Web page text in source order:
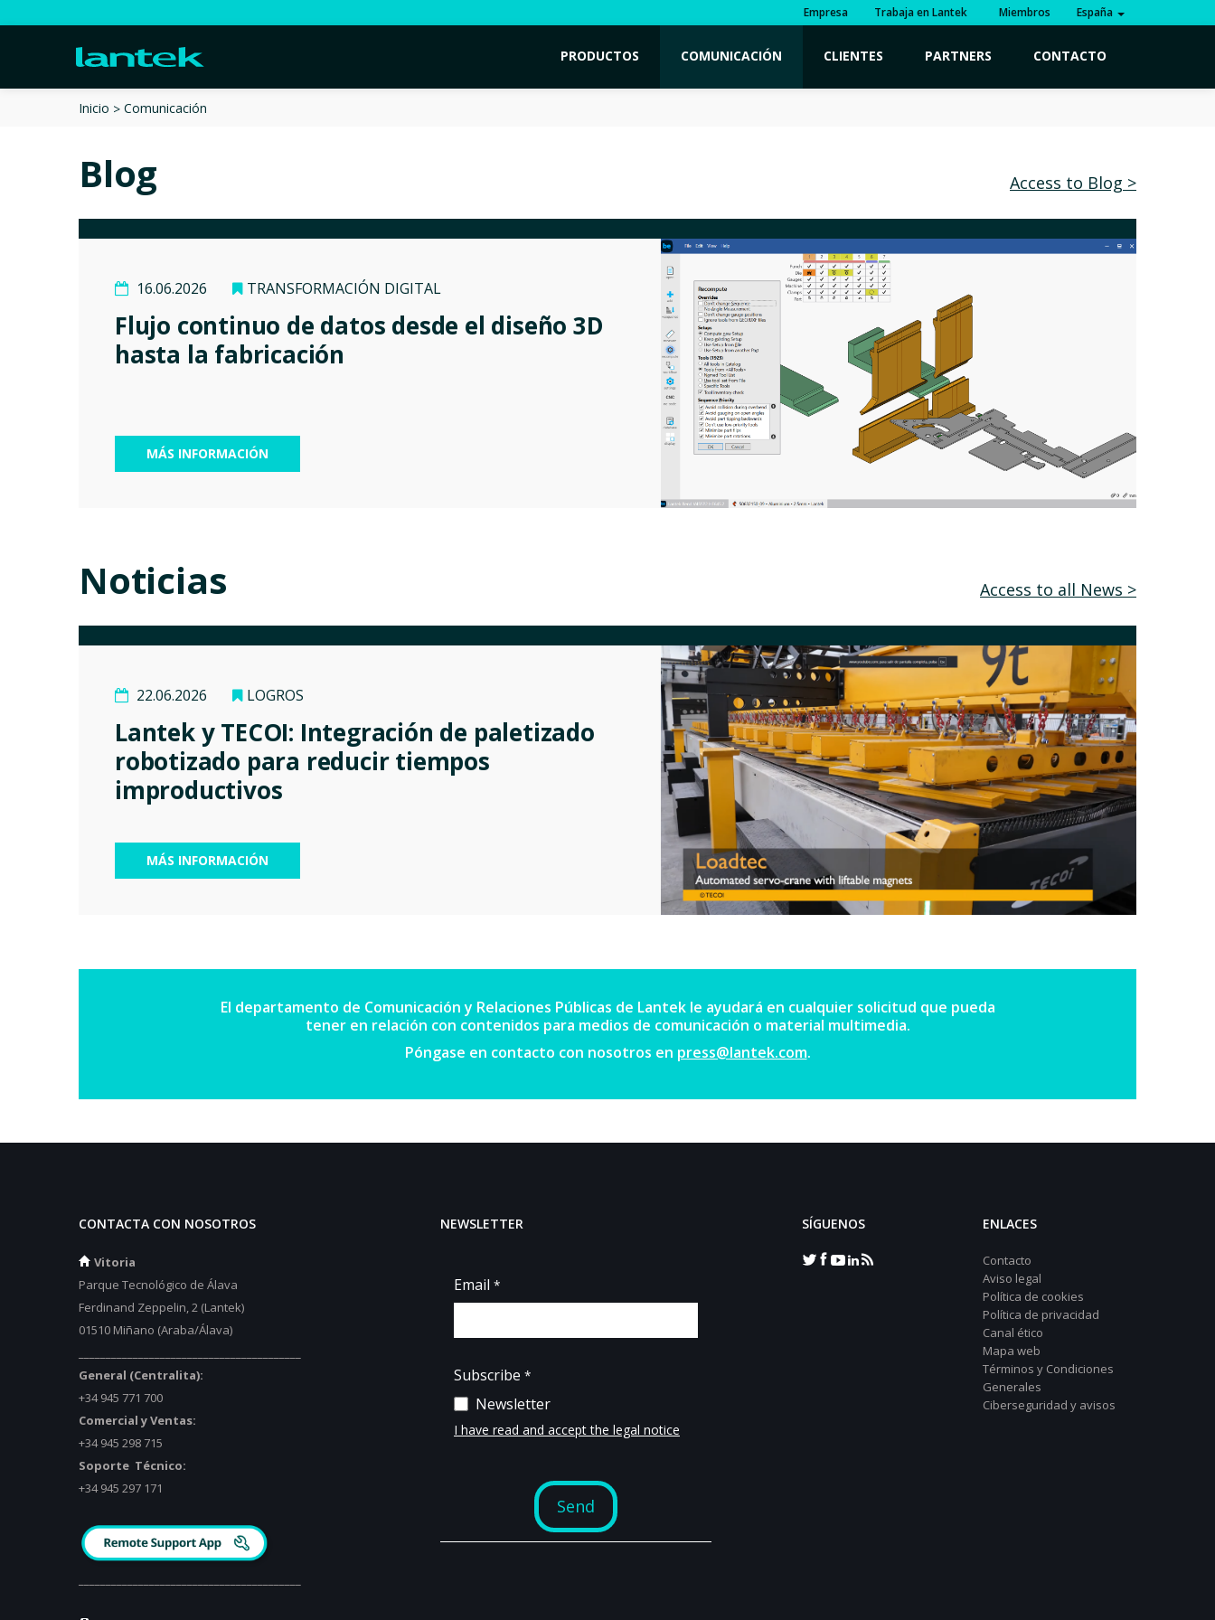
Empresa Trabaja en Lantek Miembros España
PRODUCTOS COMUNICACIÓN CLIENTES PARTNERS CONTACTO
Inicio Comunicación
Blog Access to Blog >
16.06.2026 TRANSFORMACIÓN DIGITAL
Flujo continuo de datos desde el diseño 3D
hasta la fabricación
MÁS INFORMACIÓN
Noticias Access to all News >
22.06.2026 LOGROS
Lantek y TECOI: Integración de paletizado
robotizado para reducir tiempos
improductivos
MÁS INFORMACIÓN
El departamento de Comunicación y Relaciones Públicas de Lantek le ayudará en cualquier solicitud que pueda
tener en relación con contenidos para medios de comunicación o material multimedia.
Póngase en contacto con nosotros en press@lantek.com.
CONTACTA CON NOSOTROS
Vitoria
Parque Tecnológico de Álava
Ferdinand Zeppelin, 2 (Lantek)
01510 Miñano (Araba/Álava)
General (Centralita):
+34 945 771 700
Comercial y Ventas:
+34 945 298 715
Soporte Técnico:
+34 945 297 171
NEWSLETTER SÍGUENOS ENLACES
Contacto
Aviso legal
Política de cookies
Política de privacidad
Canal ético
Mapa web
Términos y Condiciones
Generales
Ciberseguridad y avisos